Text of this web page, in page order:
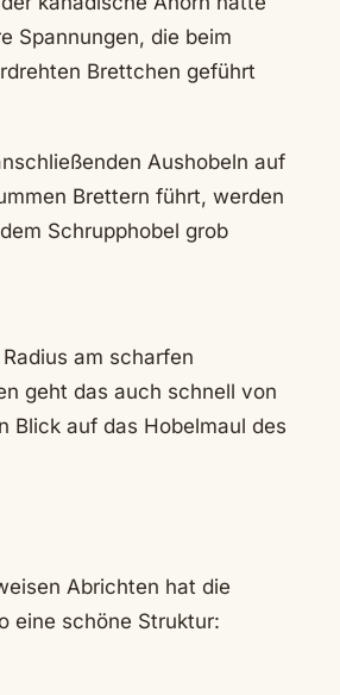
Spannungen, die beim
Brettchen geführt
Aushobeln auf
Brettern führt, werden
Schrupphobel grob
am scharfen
geht das auch schnell von
Blick auf das Hobelmaul des
Abrichten hat die
eine schöne Struktur: